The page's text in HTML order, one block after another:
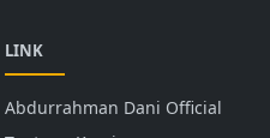
LINK
Abdurrahman Dani Official